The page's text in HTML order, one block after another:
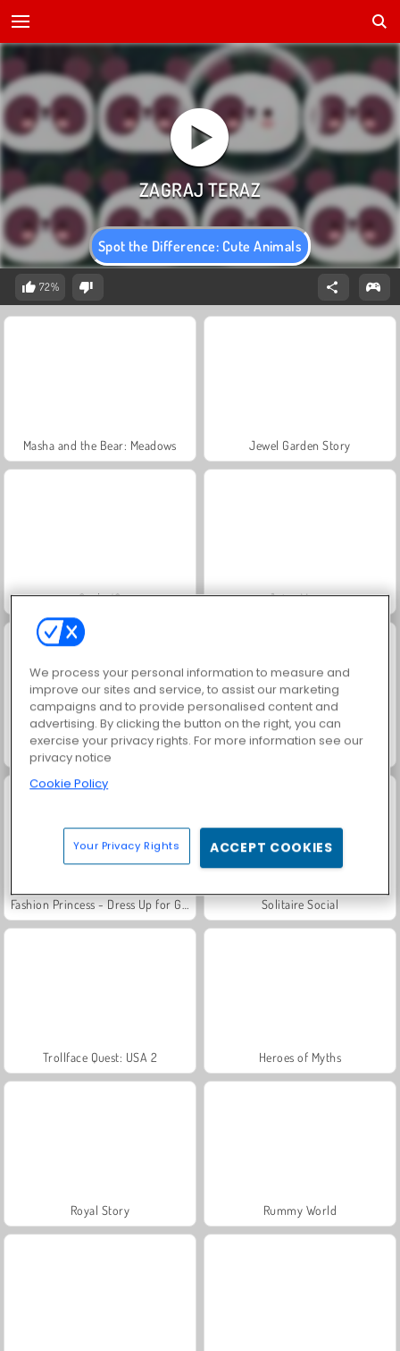
Spot the Difference: Cute Animals
72%
Masha and the Bear: Meadows Jewel Garden Story
Scala 40 Juice Merge
Farm Merge Valley
Fashion Princess - Dress Up for Girls Solitaire Social
Trollface Quest: USA 2 Heroes of Myths
Royal Story Rummy World
We process your personal information to measure and
improve our sites and service, to assist our marketing
campaigns and to provide personalised content and
advertising. By clicking the button on the right, you can
exercise your privacy rights. For more information see our
privacy notice
Cookie Policy
Your Privacy Rights ACCEPT COOKIES